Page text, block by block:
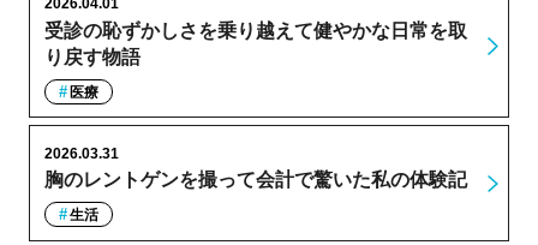
受診の恥ずかしさを乗り越えて健やかな日常を取
り戻す物語
2026.04.01
医療
胸のレントゲンを撮って会計で驚いた私の体験記
2026.03.31
生活